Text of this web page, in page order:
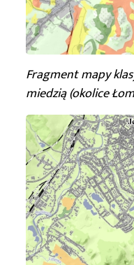
Fragment mapy
miedzią(okolice